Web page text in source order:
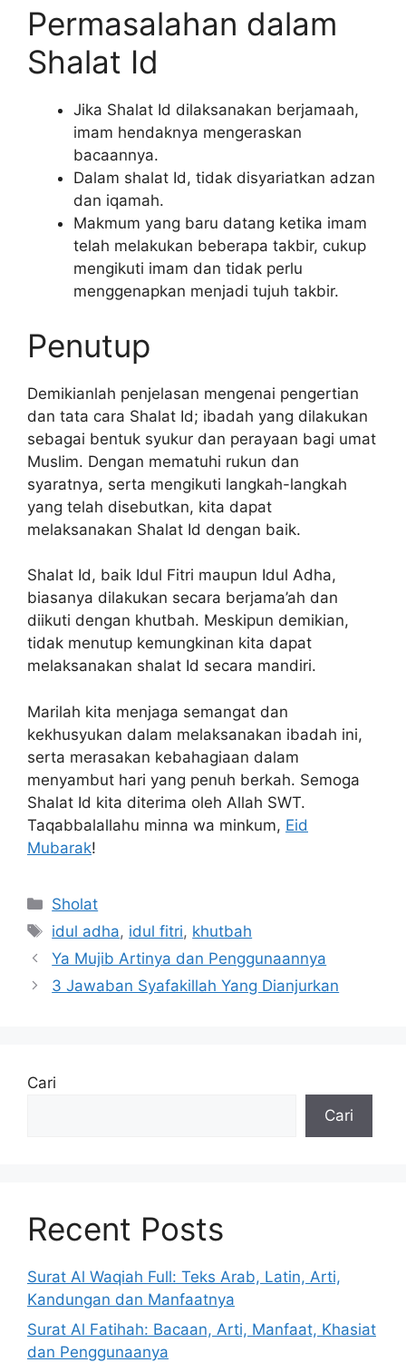
Permasalahan dalam
Shalat Id
Jika Shalat Id dilaksanakan berjamaah,
imam hendaknya mengeraskan
bacaannya.
Dalam shalat Id, tidak disyariatkan adzan
dan iqamah.
Makmum yang baru datang ketika imam
telah melakukan beberapa takbir, cukup
mengikuti imam dan tidak perlu
menggenapkan menjadi tujuh takbir.
Penutup
Demikianlah penjelasan mengenai pengertian
dan tata cara Shalat Id; ibadah yang dilakukan
sebagai bentuk syukur dan perayaan bagi umat
Muslim. Dengan mematuhi rukun dan
syaratnya, serta mengikuti langkah-langkah
yang telah disebutkan, kita dapat
melaksanakan Shalat Id dengan baik.
Shalat Id, baik Idul Fitri maupun Idul Adha,
biasanya dilakukan secara berjama’ah dan
diikuti dengan khutbah. Meskipun demikian,
tidak menutup kemungkinan kita dapat
melaksanakan shalat Id secara mandiri.
Marilah kita menjaga semangat dan
kekhusyukan dalam melaksanakan ibadah ini,
serta merasakan kebahagiaan dalam
menyambut hari yang penuh berkah. Semoga
Shalat Id kita diterima oleh Allah SWT.
Taqabbalallahu minna wa minkum, Eid
Mubarak!
Kategori
Sholat
Tag
idul adha, idul fitri, khutbah
Ya Mujib Artinya dan Penggunaannya
3 Jawaban Syafakillah Yang Dianjurkan
Cari
Cari
Recent Posts
Surat Al Waqiah Full: Teks Arab, Latin, Arti,
Kandungan dan Manfaatnya
Surat Al Fatihah: Bacaan, Arti, Manfaat, Khasiat
dan Penggunaanya